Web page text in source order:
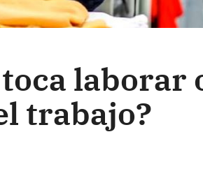
laborar
trabajo?